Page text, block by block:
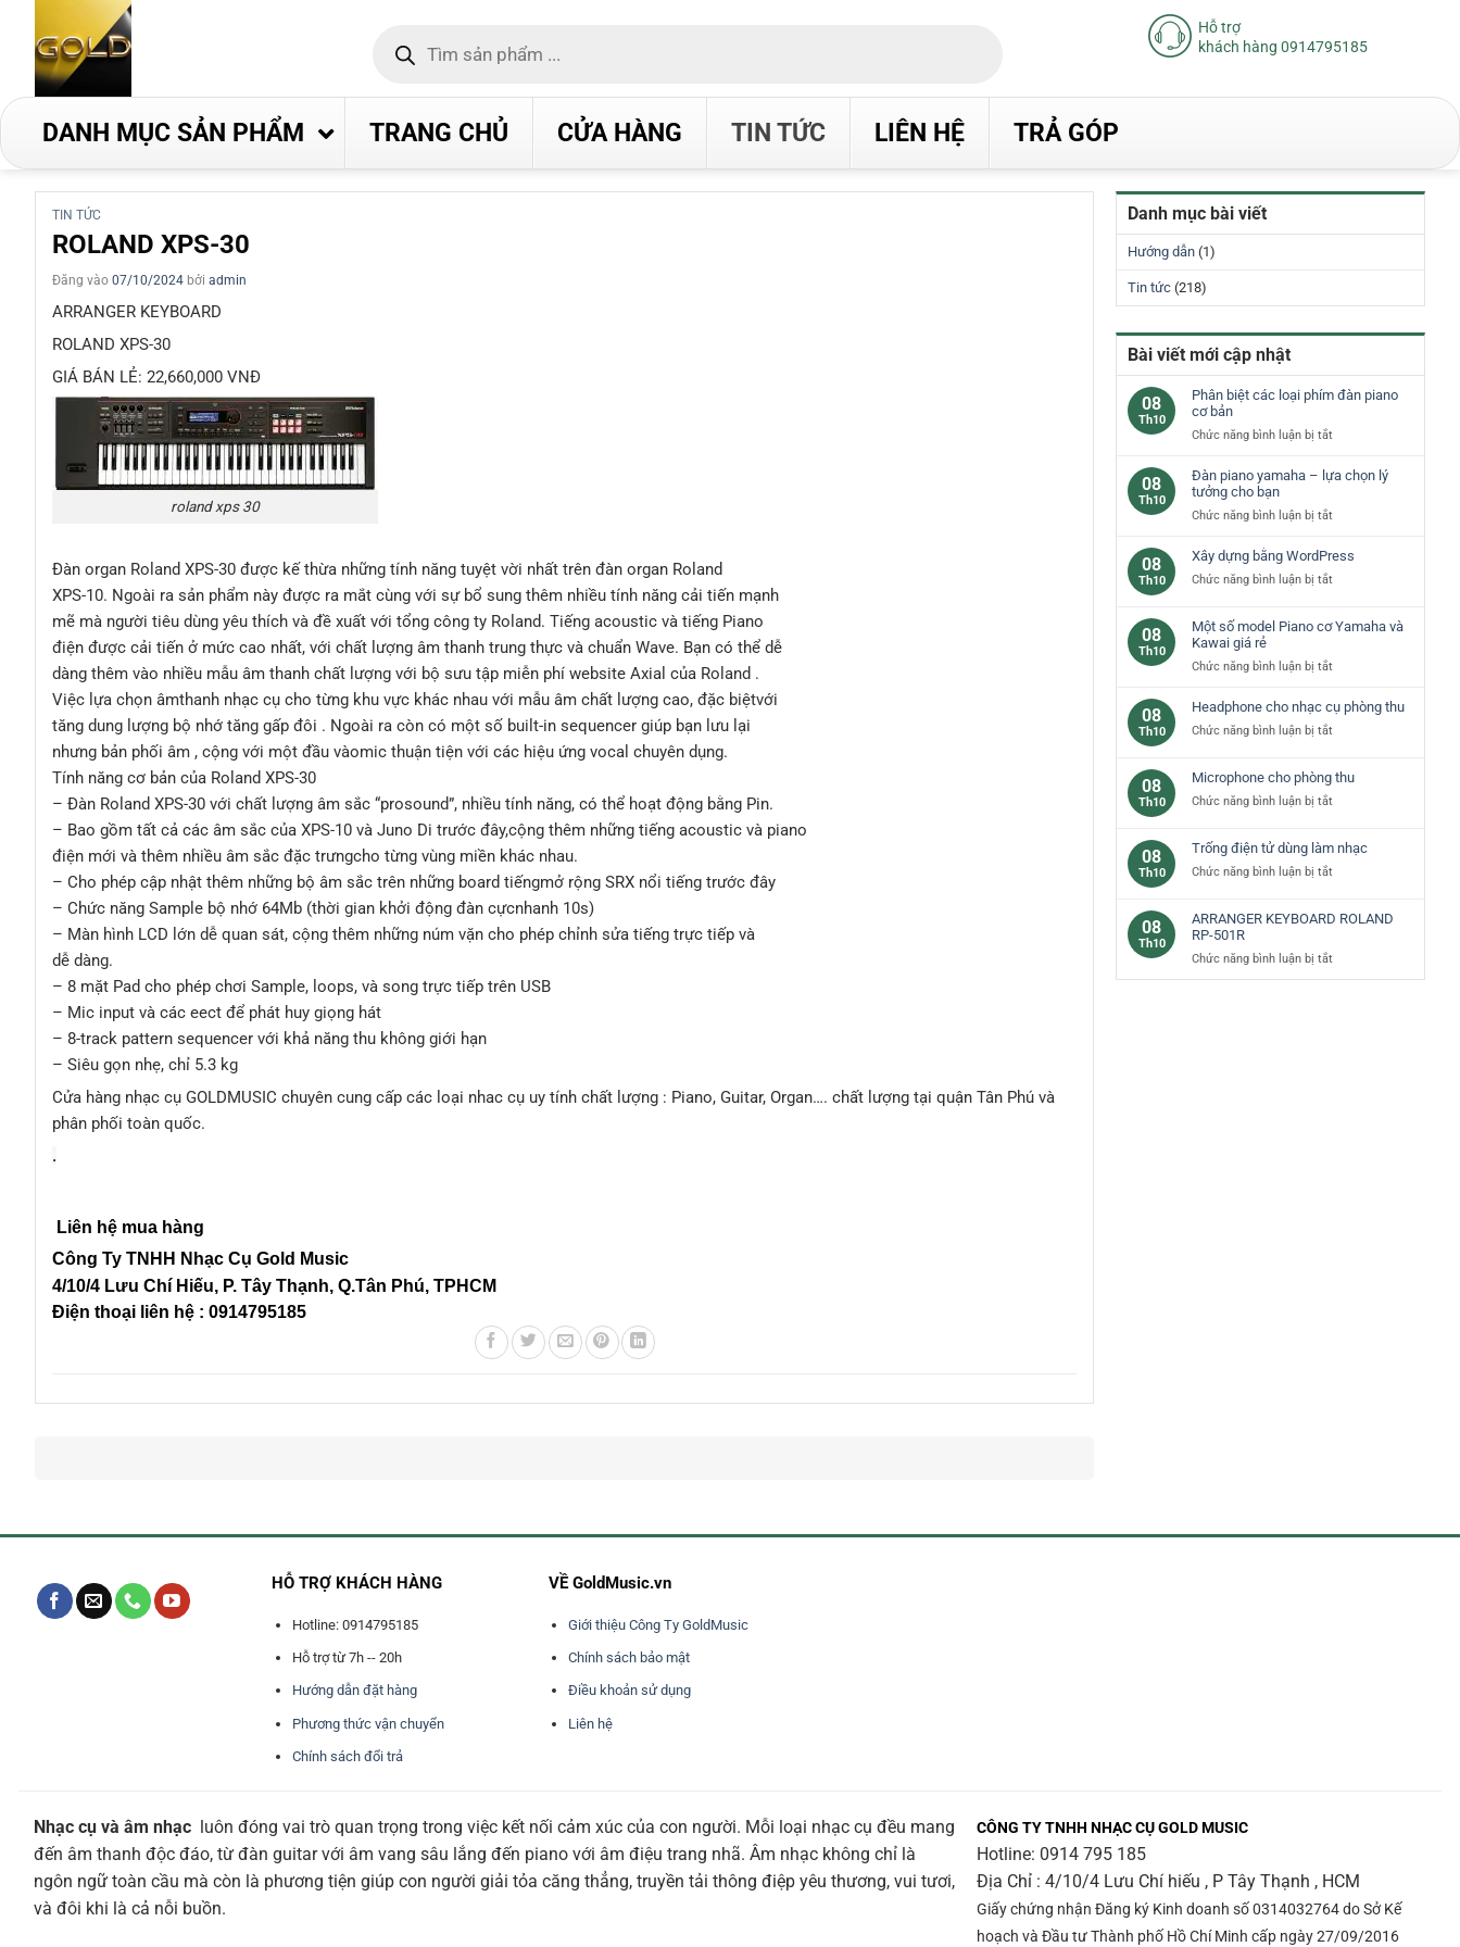
dung
kiếm
Hỗ trợ
khách hàng 0914795185
DANH MỤC SẢN PHẨM TRANG CHỦ CỬA HÀNG TIN TỨC LIÊN HỆ TRẢ GÓP
TIN TỨC
ROLAND XPS-30
Đăng vào 07/10/2024 bởi admin
ARRANGER KEYBOARD
ROLAND XPS-30
GIÁ BÁN LẺ: 22,660,000 VNĐ
roland xps 30
Đàn organ Roland XPS-30 được kế thừa những tính năng tuyệt vời nhất trên đàn organ Roland
XPS-10. Ngoài ra sản phẩm này được ra mắt cùng với sự bổ sung thêm nhiều tính năng cải tiến mạnh
mẽ mà người tiêu dùng yêu thích và đề xuất với tổng công ty Roland. Tiếng acoustic và tiếng Piano
điện được cải tiến ở mức cao nhất, với chất lượng âm thanh trung thực và chuẩn Wave. Bạn có thể dễ
dàng thêm vào nhiều mẫu âm thanh chất lượng với bộ sưu tập miễn phí website Axial của Roland .
Việc lựa chọn âmthanh nhạc cụ cho từng khu vực khác nhau với mẫu âm chất lượng cao, đặc biệtvới
tăng dung lượng bộ nhớ tăng gấp đôi . Ngoài ra còn có một số built-in sequencer giúp bạn lưu lại
nhưng bản phối âm , cộng với một đầu vàomic thuận tiện với các hiệu ứng vocal chuyên dụng.
Tính năng cơ bản của Roland XPS-30
– Đàn Roland XPS-30 với chất lượng âm sắc “prosound”, nhiều tính năng, có thể hoạt động bằng Pin.
– Bao gồm tất cả các âm sắc của XPS-10 và Juno Di trước đây,cộng thêm những tiếng acoustic và piano
điện mới và thêm nhiều âm sắc đặc trưngcho từng vùng miền khác nhau.
– Cho phép cập nhật thêm những bộ âm sắc trên những board tiếngmở rộng SRX nổi tiếng trước đây
– Chức năng Sample bộ nhớ 64Mb (thời gian khởi động đàn cựcnhanh 10s)
– Màn hình LCD lớn dễ quan sát, cộng thêm những núm vặn cho phép chỉnh sửa tiếng trực tiếp và
dễ dàng.
– 8 mặt Pad cho phép chơi Sample, loops, và song trực tiếp trên USB
– Mic input và các eect để phát huy giọng hát
– 8-track pattern sequencer với khả năng thu không giới hạn
– Siêu gọn nhẹ, chỉ 5.3 kg
Cửa hàng nhạc cụ GOLDMUSIC chuyên cung cấp các loại nhac cụ uy tính chất lượng : Piano, Guitar, Organ…. chất lượng tại quận Tân Phú và
phân phối toàn quốc.
.
Liên hệ mua hàng
Công Ty TNHH Nhạc Cụ Gold Music
4/10/4 Lưu Chí Hiếu, P. Tây Thạnh, Q.Tân Phú, TPHCM
Điện thoại liên hệ : 0914795185
Danh mục bài viết
Hướng dẫn (1)
Tin tức (218)
Bài viết mới cập nhật
08
Th10
Phân biệt các loại phím đàn piano
cơ bản
Chức năng bình luận bị tắtở
biệt
piano
cơ
08
Th10
Đàn piano yamaha – lựa chọn lý
tưởng cho bạn
Chức năng bình luận bị tắtở
piano
–
chọn
tưởng
08
Th10
Xây dựng bằng WordPress
Chức năng bình luận bị tắtở
bằng
08
Th10
Một số model Piano cơ Yamaha và
Kawai giá rẻ
Chức năng bình luận bị tắtở
số
Piano
Yamaha
rẻ
08
Th10
Headphone cho nhạc cụ phòng thu
Chức năng bình luận bị tắtở
nhạc
cụ
thu
08
Th10
Microphone cho phòng thu
Chức năng bình luận bị tắtở
phòng
thu
08
Th10
Trống điện tử dùng làm nhạc
Chức năng bình luận bị tắtở
tử
làm
nhạc
08
Th10
ARRANGER KEYBOARD ROLAND
RP-501R
Chức năng bình luận bị tắtở
ARRANGER
HỖ TRỢ KHÁCH HÀNG
Hotline: 0914795185
Hỗ trợ từ 7h -- 20h
Hướng dẫn đặt hàng
Phương thức vận chuyển
Chính sách đổi trả
VỀ GoldMusic.vn
Giới thiệu Công Ty GoldMusic
Chính sách bảo mật
Điều khoản sử dụng
Liên hệ
Nhạc cụ và âm nhạcluôn đóng vai trò quan trọng trong việc kết nối cảm xúc của con người. Mỗi loại nhạc cụ đều mang
đến âm thanh độc đáo, từ đàn guitar với âm vang sâu lắng đến piano với âm điệu trang nhã. Âm nhạc không chỉ là
ngôn ngữ toàn cầu mà còn là phương tiện giúp con người giải tỏa căng thẳng, truyền tải thông điệp yêu thương, vui tươi,
và đôi khi là cả nỗi buồn.
CÔNG TY TNHH NHẠC CỤ GOLD MUSIC
Hotline: 0914 795 185
Địa Chỉ : 4/10/4 Lưu Chí hiếu , P Tây Thạnh , HCM
Giấy chứng nhận Đăng ký Kinh doanh số 0314032764 do Sở Kế
hoạch và Đầu tư Thành phố Hồ Chí Minh cấp ngày 27/09/2016